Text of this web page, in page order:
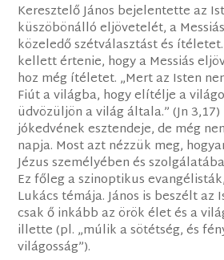
Keresztelő János bejelentette az
küszöbönálló eljövetelét, a
közeledő szétválasztást és
kellett értenie, hogy a Messiás
hoz még ítéletet. „Mert az Isten
Fiút a világba, hogy elítélje a
üdvözüljön a világ általa.” (Jn 3,17)
jókedvének esztendeje, de még
napja. Most azt nézzük meg,
Jézus személyében és
Ez főleg a szinoptikus
Lukács témája. János is beszélt az
csak ő inkább az örök élet és a
illette (pl. „múlik a sötétség, és
világosság”).